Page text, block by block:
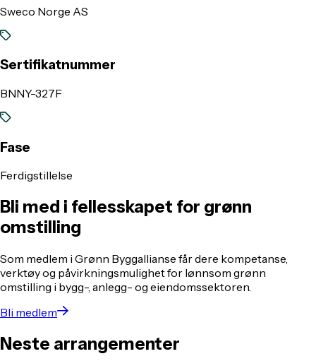
Sweco Norge AS
Sertifikatnummer
BNNY-327F
Fase
Ferdigstillelse
Bli med i fellesskapet for grønn
omstilling
Som medlem i Grønn Byggallianse får dere kompetanse,
verktøy og påvirkningsmulighet for lønnsom grønn
omstilling i bygg-, anlegg- og eiendomssektoren.
Bli medlem
Neste arrangementer